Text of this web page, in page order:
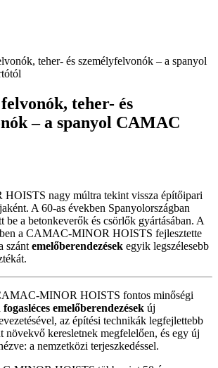
teher- és személyfelvonók – a spanyol
teher- és
– a spanyol CAMAC
nagy múltra tekint vissza építőipari
A 60-as években Spanyolországban
be a betonkeverők és csörlők gyártásában. A
a CAMAC-MINOR HOISTS fejlesztette
szánt emelőberendezések egyik legszélesebb
MINOR HOISTS fontos minőségi
fogasléces emelőberendezések új
az építési technikák legfejlettebb
növekvő keresletnek megfelelően, és egy új
a nemzetközi terjeszkedéssel.